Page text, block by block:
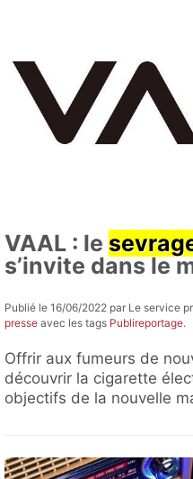
VAAL : le
s’invite dans le
Publié le 16/06/2022 par Le service
presse avec les tags Publireportage.
Offrir aux fumeurs de
découvrir la cigarette
objectifs de la nouvelle